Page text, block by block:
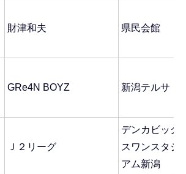
財津和夫 県民会館
GRe4N BOYZ 新潟テルサ
Ｊ２リーグ
デンカビッグ
スワンスタジ
アム新潟